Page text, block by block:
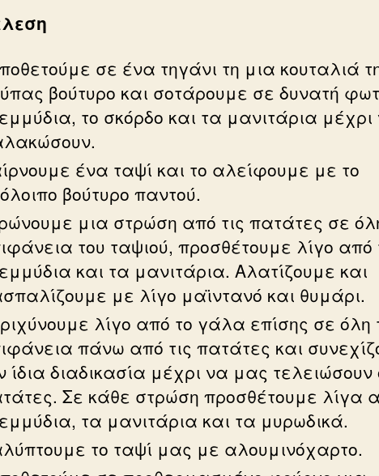
σε ένα τηγάνι τη μια κουταλιά
βούτυρο και σοτάρουμε σε δυνατή
το σκόρδο και τα μανιτάρια
ένα ταψί και το αλείφουμε με το
βούτυρο παντού.
μια στρώση από τις πατάτες σε
του ταψιού, προσθέτουμε λίγο από
και τα μανιτάρια. Αλατίζουμε και
με λίγο μαϊντανό και θυμάρι.
λίγο από το γάλα επίσης σε όλη
πάνω από τις πατάτες και
ίδια διαδικασία μέχρι να μας τελειώσουν
Σε κάθε στρώση προσθέτουμε λίγα
τα μανιτάρια και τα μυρωδικά.
το ταψί μας με αλουμινόχαρτο.